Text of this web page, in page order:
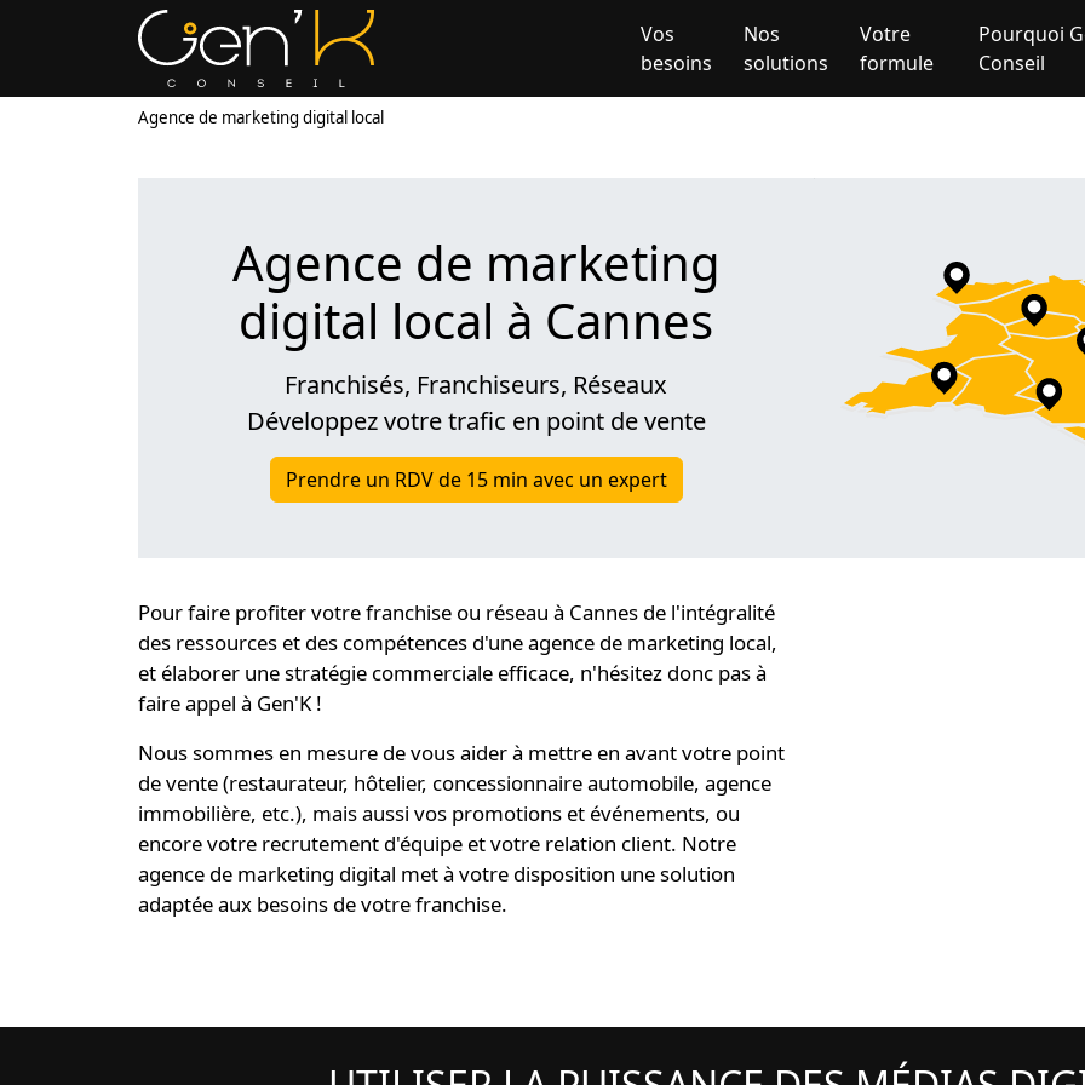
Vos
besoins
Nos
solutions
Votre
formule
Pourquoi
Conseil
Agence de marketing digital local
Agence de marketing
digital local à Cannes
Franchisés, Franchiseurs, Réseaux
Développez votre trafic en point de vente
Prendre un RDV de 15 min avec un expert
Pour faire profitervotre franchise ou réseau à Cannes de l'intégralité
des ressources et des compétences d'uneagence de marketing local,
et élaborer une stratégie commerciale efficace, n'hésitez donc pas à
faire appel à Gen'K !
Nous sommes en mesure de vous aider à mettre en avant votre point
de vente (restaurateur, hôtelier, concessionnaire automobile, agence
immobilière, etc.), mais aussi vos promotions et événements, ou
encore votre recrutement d'équipe et votre relation client. Notre
agence de marketing digital met à votre disposition une solution
adaptée aux besoins de votre franchise.